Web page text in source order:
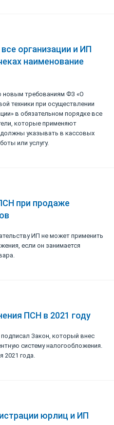
организации и ИП
наименование
новым требованиям ФЗ «О
техники при осуществлении
в обязательном порядке все
которые применяют
указывать в кассовых
или услугу.
при продаже
ИП не может применить
если он занимается
ПСН в 2021 году
Закон, который внес
систему налогообложения.
2021 года.
юрлиц и ИП